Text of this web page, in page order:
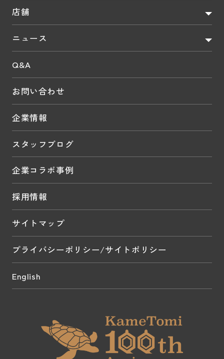
店舗
ニュース
Q&A
お問い合わせ
企業情報
スタッフブログ
企業コラボ事例
採用情報
サイトマップ
プライバシーポリシー/サイトポリシー
English